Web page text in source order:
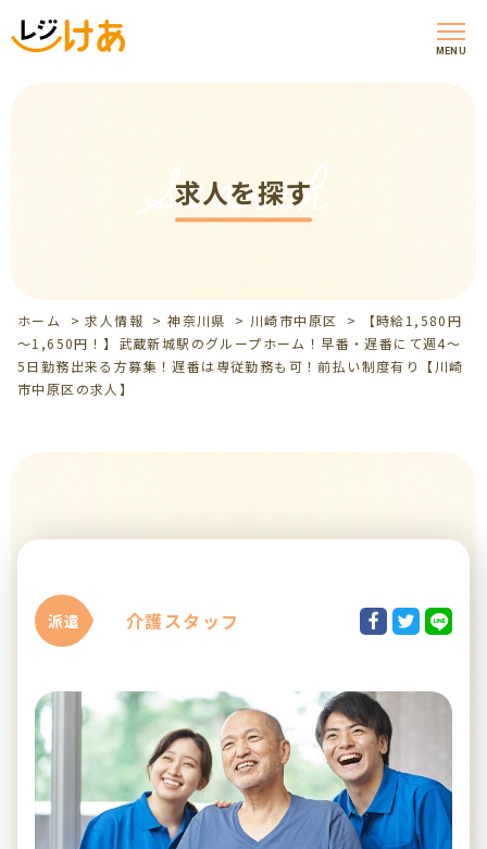
MENU
求人を探す
Search
ホーム >求人情報 >神奈川県 > 川崎市中原区 >
【時給1,580円
～1,650円！】武蔵新城駅のグループホーム！早番・遅番にて週4～
5日勤務出来る方募集！遅番は専従勤務も可！前払い制度有り【川崎
市中原区の求人】
派遣 介護スタッフ